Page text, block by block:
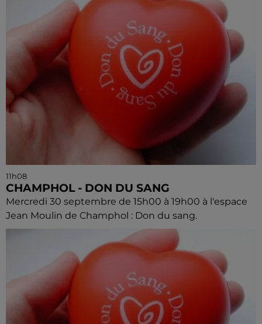
11h08
CHAMPHOL - DON DU SANG
Mercredi 30 septembre de 15h00 à 19h00 à l'espace
Jean Moulin de Champhol : Don du sang.